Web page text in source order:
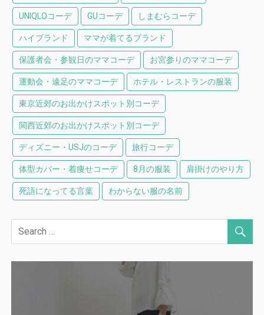
UNIQLOコーデ GUコーデ しまむらコーデ
ハイブランド ママが着てるブランド
保護者会・参観日のママコーデ お宮参りのママコーデ
運動会・遠足のママコーデ ホテル・レストランの服装
東京近郊のお出かけスポット別コーデ
関西近郊のお出かけスポット別コーデ
ディズニー・USJのコーデ 旅行コーデ
体型カバー・着痩せコーデ 8月の服装 肩掛けのやり方
死語になってる言葉 わからない服の名前